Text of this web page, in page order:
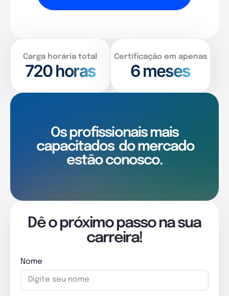
Carga horária total
720horas
Certificação em apenas
6 meses
Os profissionais mais
capacitados do mercado
estão conosco.
Dê o próximo passo na sua
carreira!
Nome